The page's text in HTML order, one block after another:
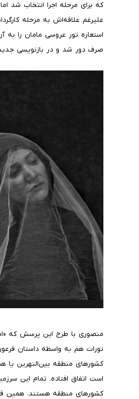
که برای مرحله اجرا انتخاب شد
علیرغم علاقه‌اش به مرحله
استعاره تور عروسی مامان را به
صرف دور شد و در بازنویسی
منصوری با طرح این پرسش که
تورات هم به واسطه داستان
کشورهای منطقه بین‌النهرین یا
است اتفاق افتاده. تمام این
کشورهای منطقه هستند. همین